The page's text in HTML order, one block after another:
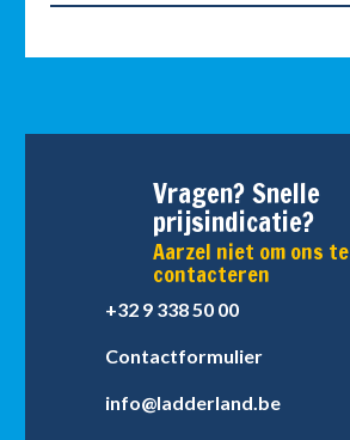
Vragen? Snelle
prijsindicatie?
Aarzel niet om ons te
contacteren
+32 9 338 50 00
Contactformulier
info@ladderland.be